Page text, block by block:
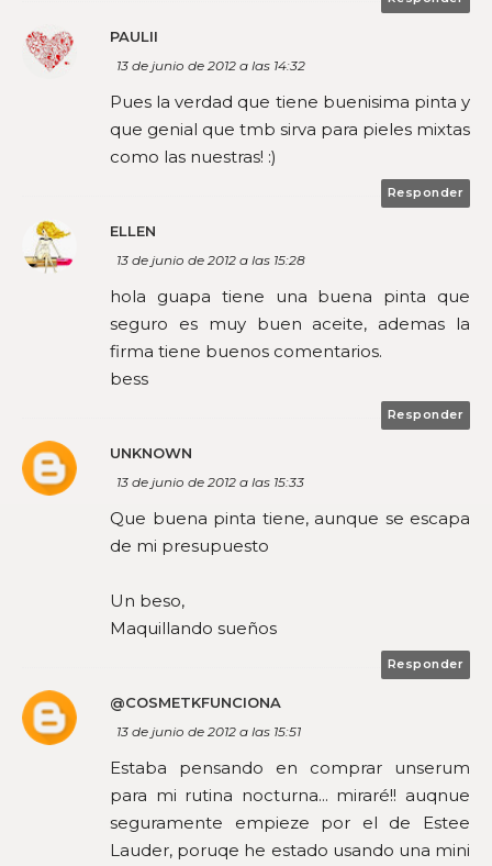
PAULII
13 de junio de 2012 a las 14:32
Pues la verdad que tiene buenisima pinta y
que genial que tmb sirva para pieles mixtas
como las nuestras! :)
Responder
ELLEN
13 de junio de 2012 a las 15:28
hola guapa tiene una buena pinta que
seguro es muy buen aceite, ademas la
firma tiene buenos comentarios.
bess
Responder
UNKNOWN
13 de junio de 2012 a las 15:33
Que buena pinta tiene, aunque se escapa
de mi presupuesto
Un beso,
Maquillando sueños
Responder
@COSMETKFUNCIONA
13 de junio de 2012 a las 15:51
Estaba pensando en comprar unserum
para mi rutina nocturna... miraré!! auqnue
seguramente empieze por el de Estee
Lauder, poruqe he estado usando una mini